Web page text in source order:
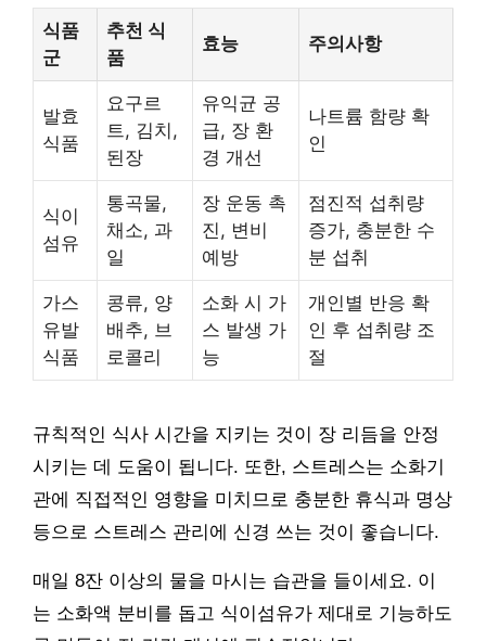
식품
군
추천 식
품
효능 주의사항
발효
식품
요구르
트, 김치,
된장
유익균 공
급, 장 환
경 개선
나트륨 함량 확
인
식이
섬유
통곡물,
채소, 과
일
장 운동 촉
진, 변비
예방
점진적 섭취량
증가, 충분한 수
분 섭취
가스
유발
식품
콩류, 양
배추, 브
로콜리
소화 시 가
스 발생 가
능
개인별 반응 확
인 후 섭취량 조
절
규칙적인 식사 시간을 지키는 것이 장 리듬을 안정
시키는 데 도움이 됩니다. 또한, 스트레스는 소화기
관에 직접적인 영향을 미치므로 충분한 휴식과 명상
등으로 스트레스 관리에 신경 쓰는 것이 좋습니다.
매일 8잔 이상의 물을 마시는 습관을 들이세요. 이
는 소화액 분비를 돕고 식이섬유가 제대로 기능하도